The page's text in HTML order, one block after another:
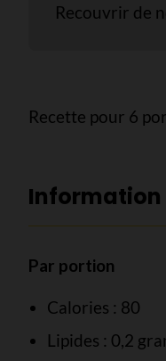
Recouvrir de
Recette pour 6
Par portion
Calories : 80
Lipides : 0,2